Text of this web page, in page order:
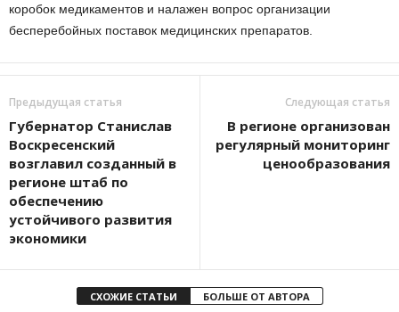
коробок медикаментов и налажен вопрос организации
бесперебойных поставок медицинских препаратов.
Предыдущая статья
Губернатор Станислав
Воскресенский
возглавил созданный в
регионе штаб по
обеспечению
устойчивого развития
экономики
Следующая статья
В регионе организован
регулярный мониторинг
ценообразования
СХОЖИЕ СТАТЬИ БОЛЬШЕ ОТ АВТОРА